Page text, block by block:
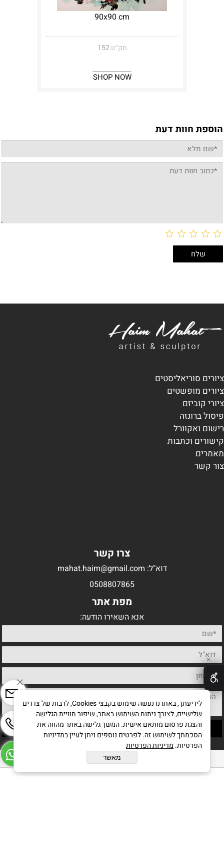
90x90 cm
מק"ט:152
SHOP NOW
הוספת חוות דעת
ציורים סוריאליסטים
ציורים מופשטים
ציורי קוביזם
פיסול ברונזה
רישום ואקוורל
קישורים וכתבות
מאמרים
צור קשר
צרו קשר
דוא"ל: mahat.haim@gmail.com
0508807865
מפת אתר
אנא השאירו הודעה:
כל הזכויות שמורות לחיים מחט אמן ישראלי
✕
לידיעתך, באתרנו נעשה שימוש בקבצי Cookies, לרבות של צדדים
שלישיים, לצורך ניתוח השימוש באתר, שיפור חוויית הגלישה
והצגת פרסום מותאם אישית. המשך גלישה באתר מהווה את
הסכמתך לשימוש זה. לפרטים נוספים ניתן לעיין במדיניות
הפרטיות. מדיניות הפרטיות
מאשר